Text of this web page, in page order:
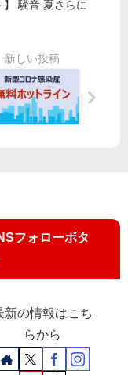
団
予
算
要
】 騒音 夏さらに
フォローボタ
新の情報はこち
らから